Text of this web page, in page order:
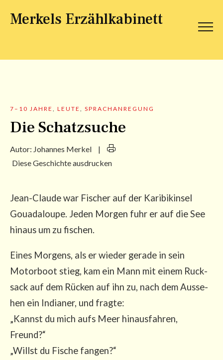
Merkels Erzählkabinett
7–10 JAHRE , LEUTE , SPRACHANREGUNG
Die Schatzsuche
Autor: Johannes Merkel
|
Diese Geschichte ausdrucken
Jean-Clau­de war Fischer auf der Kari­bik­in­sel
Goua­d­a­lou­pe. Jeden Mor­gen fuhr er auf die See
hin­aus um zu fischen.
Eines Mor­gens, als er wie­der gera­de in sein
Motor­boot stieg, kam ein Mann mit einem Ruck­
sack auf dem Rücken auf ihn zu, nach dem Aus­se­
hen ein India­ner, und frag­te:
„Kannst du mich aufs Meer hin­aus­fah­ren,
Freund?“
„Willst du Fische fan­gen?“